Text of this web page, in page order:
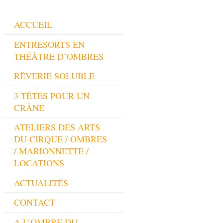
ACCUEIL
ENTRESORTS EN
THÉÂTRE D’OMBRES
RÊVERIE SOLUBLE
3 TÊTES POUR UN
CRÂNE
ATELIERS DES ARTS
DU CIRQUE / OMBRES
/ MARIONNETTE /
LOCATIONS
ACTUALITÉS
CONTACT